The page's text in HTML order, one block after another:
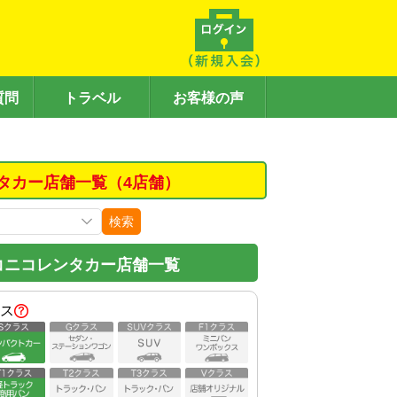
問 トラベル お客様の声
ー店舗一覧（4店舗）
検索
コレンタカー店舗一覧